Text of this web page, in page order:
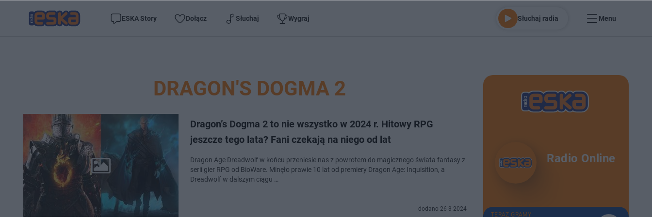
ESKA Story Dołącz Słuchaj Wygraj Słuchaj radia Menu
DRAGON'S DOGMA 2
Dragon’s Dogma 2 to nie wszystko w 2024 r. Hitowy RPG
jeszcze tego lata? Fani czekają na niego od lat
Dragon Age Dreadwolf w końcu przeniesie nas z powrotem do magicznego świata fantasy z
serii gier RPG od BioWare. Minęło prawie 10 lat od premiery Dragon Age: Inquisition, a
Dreadwolf w dalszym ciągu …
dodano 26-3-2024
Radio Online
TERAZ GRAMY